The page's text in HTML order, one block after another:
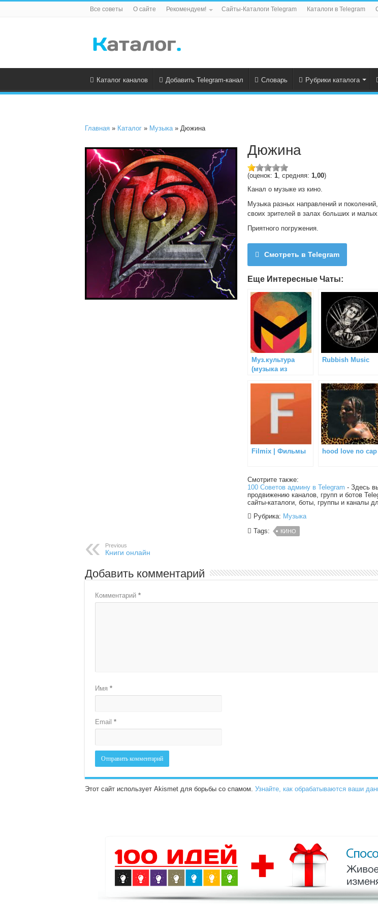
Все советы О сайте Рекомендуем! Сайты-Каталоги Telegram Каталоги в Telegram
Каталог каналов Добавить Telegram-канал Словарь Рубрики каталога
Главная » Каталог » Музыка » Дюжина
Дюжина
(оценок: 1, средняя: 1,00)
Канал о музыке из кино.
Музыка разных направлений и
своих зрителей в залах больших и
Приятного погружения.
Смотреть в Telegram
Еще Интересные Чаты:
Муз.культура
(музыка из
Rubbish Music
Filmix | Фильмы hood love no cap
Смотрите также:
100 Советов админу в Telegram - Здесь
продвижению каналов, групп и ботов
сайты-каталоги, боты, группы и каналы
Рубрика: Музыка
Tags:
КИНО
Previous
Книги онлайн
Добавить комментарий
Комментарий *
Имя *
Email *
Этот сайт использует Akismet для борьбы со спамом. Узнайте, как обрабатываются ваши